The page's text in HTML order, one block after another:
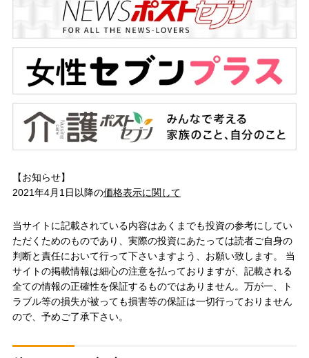
【お知らせ】
2021年4月1日以降の価格表示に関して
当サイトに記載されている内容はあくまでも投資の参考にしてい
ただくためのものであり、実際の投資にあたっては読者ご自身の
判断と責任において行って下さいますよう、お願い致します。 当
サイトの掲載情報は細心の注意を払っておりますが、記載される
全ての情報の正確性を保証するものではありません。万が一、ト
ラブル等の損失が被っても損害等の保証は一切行っておりません
ので、予めご了承下さい。